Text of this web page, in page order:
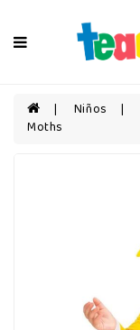
Niñas
Bebés
Niños
Moths